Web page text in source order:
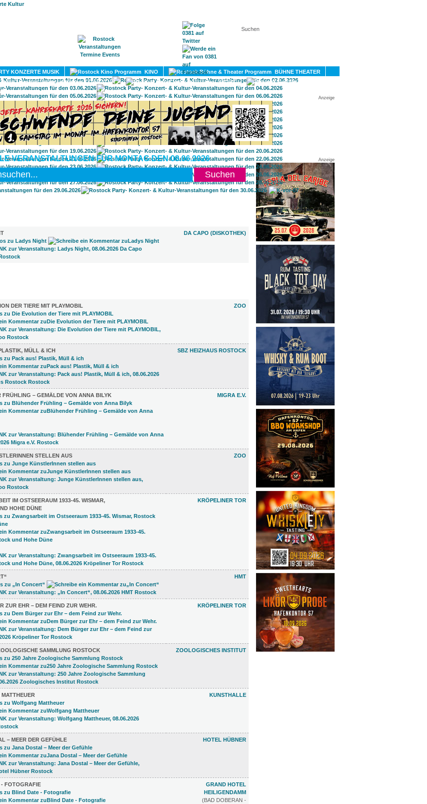
KONTAKT
KONZERTE MUSIK KINO
BÜHNE THEATER
LITERATUR SPORT
UMLAND
Anzeige
Anzeige
VERANSTALTUNGEN FÜR MONTAG DEN 08.06.2026
DA CAPO (DISKOTHEK)
DER TIERE MIT PLAYMOBIL ZOO
MÜLL & ICH SBZ HEIZHAUS ROSTOCK
FRÜHLING – GEMÄLDE VON ANNA BILYK MIGRA E.V.
STELLEN AUS ZOO
IM OSTSEERAUM 1933-45. WISMAR,
HOHE DÜNE
KRÖPELINER TOR
HMT
ZUR EHR – DEM FEIND ZUR WEHR. KRÖPELINER TOR
SAMMLUNG ROSTOCK ZOOLOGISCHES INSTITUT
KUNSTHALLE
– MEER DER GEFÜHLE HOTEL HÜBNER
FOTOGRAFIE
GRAND HOTEL
HEILIGENDAMM
(BAD DOBERAN -